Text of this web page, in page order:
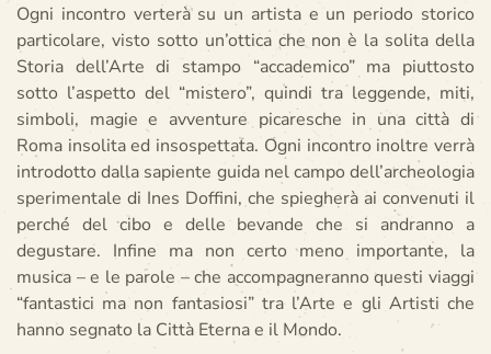
Ogni incontro verterà su un artista e un periodo storico
particolare, visto sotto un’ottica che non è la solita della
Storia dell’Arte di stampo “accademico” ma piuttosto
sotto l’aspetto del “mistero”, quindi tra leggende, miti,
simboli, magie e avventure picaresche in una città di
Roma insolita ed insospettata. Ogni incontro inoltre verrà
introdotto dalla sapiente guida nel campo dell’archeologia
sperimentale di Ines Doffini, che spiegherà ai convenuti il
perché del cibo e delle bevande che si andranno a
degustare. Infine ma non certo meno importante, la
musica – e le parole – che accompagneranno questi viaggi
“fantastici ma non fantasiosi” tra l’Arte e gli Artisti che
hanno segnato la Città Eterna e il Mondo.